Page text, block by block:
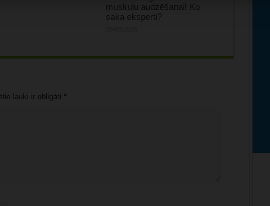
muskuļu audzēšanai! Ko
saka eksperti?
lauki ir obligāti *